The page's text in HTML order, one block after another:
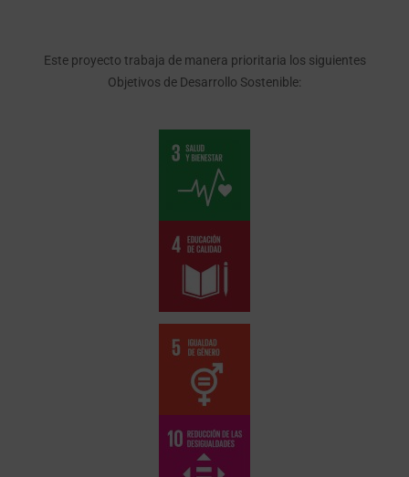
Este proyecto trabaja de manera prioritaria los siguientes
Objetivos de Desarrollo Sostenible: